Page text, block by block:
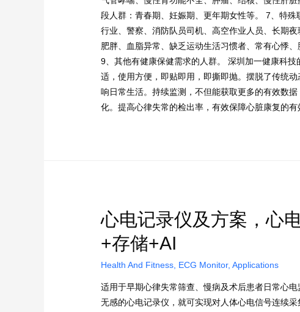
段人群：青春期、妊娠期、更年期女性等。 7、特
行业、警察、消防队员司机、高空作业人员、长期
肥胖、血脂异常、缺乏运动生活习惯者、常有心悸
9、其他有健康保健需求的人群。 深圳加一健康科
适，使用方便，即贴即用，即撕即抛。摆脱了传统
响日常生活。持续监测，不但能获取更多的有效数
化。提高心律失常的检出率，有效保障心脏康复的
心电记录仪及方案，心
+存储+AI
Health And Fitness, ECG Monitor,Applications
适用于早期心律失常筛查、慢病及术后患者日常心
无感的心电记录仪，就可实现对人体心电信号连续